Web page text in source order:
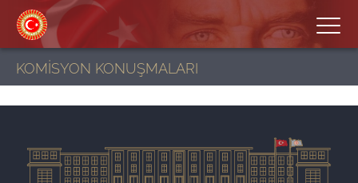
KOMİSYON KONUŞMALARI